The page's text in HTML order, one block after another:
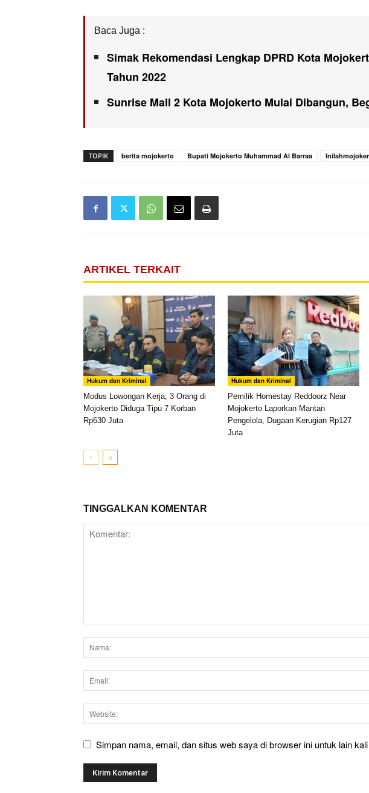
Baca Juga :
Simak Rekomendasi Lengkap DPRD Kota
Tahun 2022
Sunrise Mall 2 Kota Mojokerto Mulai Dibangun,
TOPIK berita mojokerto Bupati Mojokerto Muhammad Al Barraa
ARTIKEL TERKAIT
Hukum dan Kriminal
Modus Lowongan Kerja, 3 Orang di
Mojokerto Diduga Tipu 7 Korban
Rp630 Juta
Hukum dan Kriminal
Pemilik Homestay Reddoorz Near
Mojokerto Laporkan Mantan
Pengelola, Dugaan Kerugian Rp127
Juta
TINGGALKAN KOMENTAR
Simpan nama, email, dan situs web saya di browser ini untuk lain